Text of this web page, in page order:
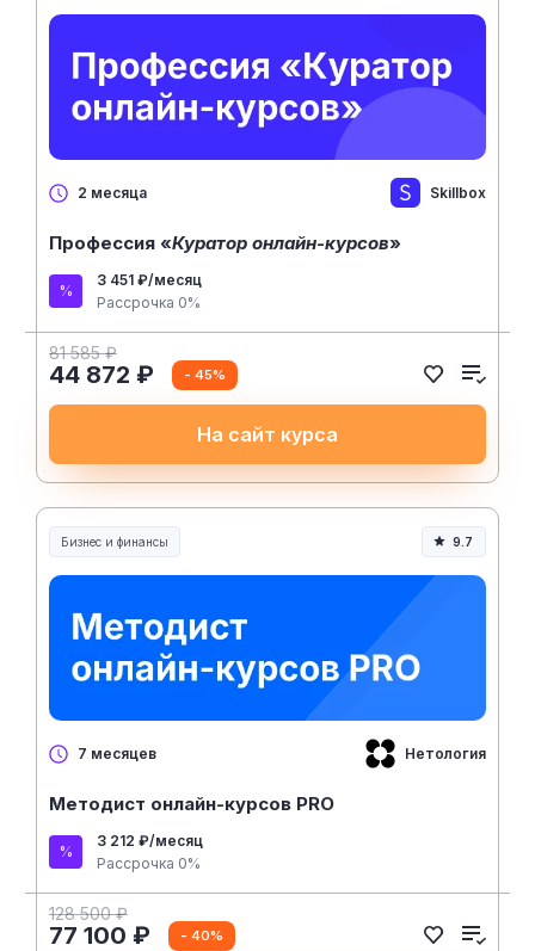
2 месяца Skillbox
Профессия «Куратор онлайн-курсов»
3 451 ₽/месяц
Рассрочка 0%
81 585 ₽
44 872 ₽ - 45%
На сайт курса
Бизнес и финансы 9.7
7 месяцев Нетология
Методист онлайн-курсов PRO
3 212 ₽/месяц
Рассрочка 0%
128 500 ₽
77 100 ₽ - 40%